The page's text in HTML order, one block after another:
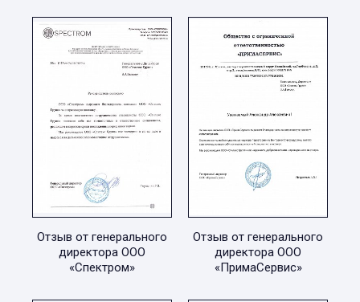
Отзыв от генерального
директора ООО
«Спектром»
Отзыв от генерального
директора ООО
«ПримаСервис»